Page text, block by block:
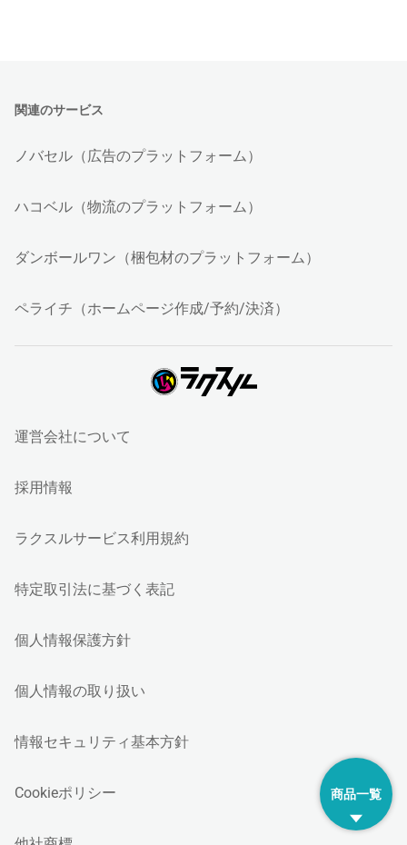
商品一覧
関連のサービス
ノバセル（広告のプラットフォーム）
ハコベル（物流のプラットフォーム）
ダンボールワン（梱包材のプラットフォーム）
ペライチ（ホームページ作成/予約/決済）
運営会社について
採用情報
ラクスルサービス利用規約
特定取引法に基づく表記
個人情報保護方針
個人情報の取り扱い
情報セキュリティ基本方針
Cookieポリシー